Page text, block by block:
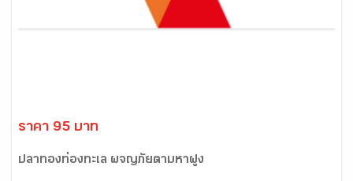
ราคา 95 บาท
ปลาทองท่องทะเล ผจญภัยตามหาฝูง